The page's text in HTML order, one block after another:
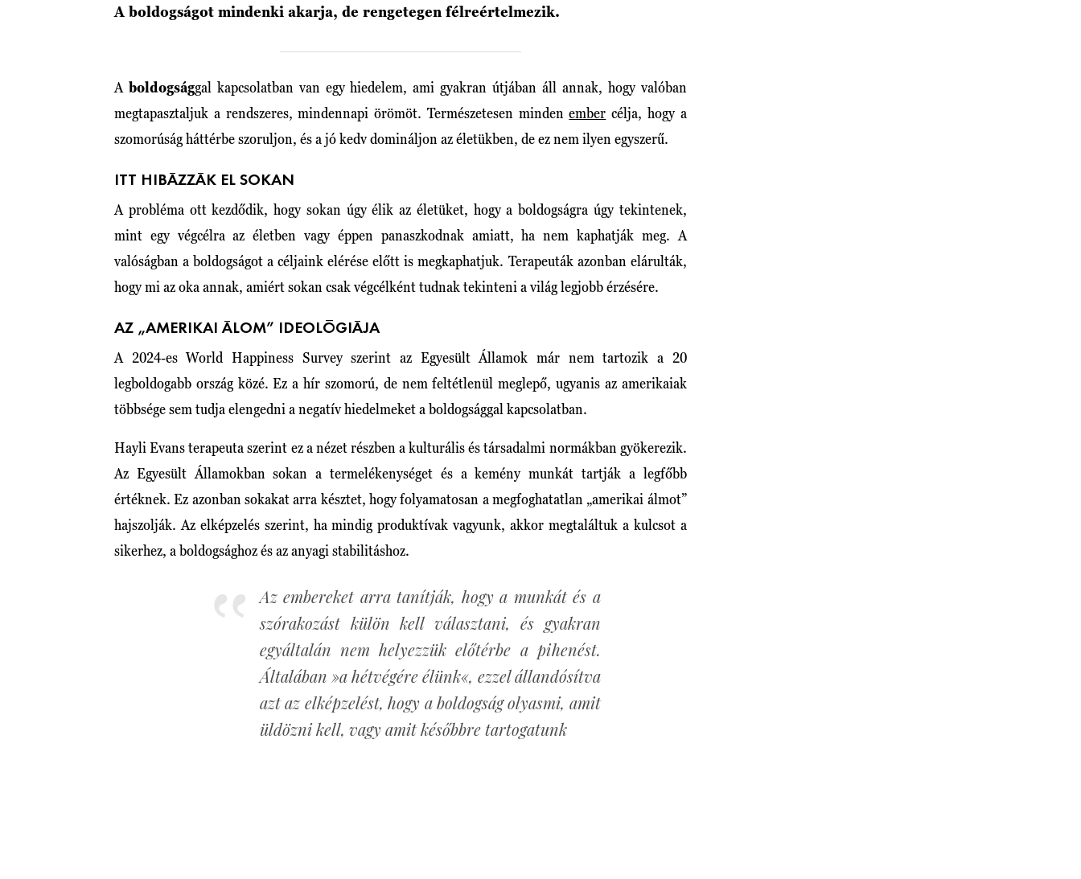
A boldogságot mindenki akarja, de rengetegen félreértelmezik.
A boldogsággal kapcsolatban van egy hiedelem, ami gyakran útjában áll annak, hogy valóban
megtapasztaljuk a rendszeres, mindennapi örömöt. Természetesen mindenember célja, hogy a
szomorúság háttérbe szoruljon, és a jó kedv domináljon az életükben, de ez nem ilyen egyszerű.
ITT HIBÁZZÁK EL SOKAN
A probléma ott kezdődik, hogy sokan úgy élik az életüket, hogy a boldogságra úgy tekintenek,
mint egy végcélra az életben vagy éppen panaszkodnak amiatt, ha nem kaphatják meg. A
valóságban a boldogságot a céljaink elérése előtt is megkaphatjuk. Terapeuták azonban elárulták,
hogy mi az oka annak, amiért sokan csak végcélként tudnak tekinteni a világ legjobb érzésére.
AZ „AMERIKAI ÁLOM” IDEOLÓGIÁJA
A 2024-es World Happiness Survey szerint az Egyesült Államok már nem tartozik a 20
legboldogabb ország közé. Ez a hír szomorú, de nem feltétlenül meglepő, ugyanis az amerikaiak
többsége sem tudja elengedni a negatív hiedelmeket a boldogsággal kapcsolatban.
Hayli Evans terapeuta szerint ez a nézet részben a kulturális és társadalmi normákban gyökerezik.
Az Egyesült Államokban sokan a termelékenységet és a kemény munkát tartják a legfőbb
értéknek. Ez azonban sokakat arra késztet, hogy folyamatosan a megfoghatatlan „amerikai álmot”
hajszolják. Az elképzelés szerint, ha mindig produktívak vagyunk, akkor megtaláltuk a kulcsot a
sikerhez, a boldogsághoz és az anyagi stabilitáshoz.
Az embereket arra tanítják, hogy a munkát és a
szórakozást külön kell választani, és gyakran
egyáltalán nem helyezzük előtérbe a pihenést.
Általában »a hétvégére élünk«, ezzel állandósítva
azt az elképzelést, hogy a boldogság olyasmi, amit
üldözni kell, vagy amit későbbre tartogatunk